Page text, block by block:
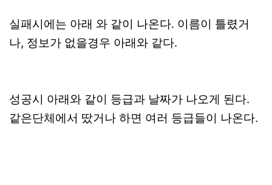
실패시에는 아래 와 같이 나온다. 이름이 틀렸거
나, 정보가 없을경우 아래와 같다.
성공시 아래와 같이 등급과 날짜가 나오게 된다.
같은단체에서 땄거나 하면 여러 등급들이 나온다.